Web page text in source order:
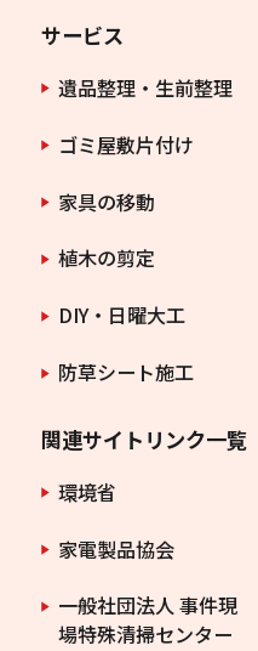
サービス
遺品整理・生前整理
ゴミ屋敷片付け
家具の移動
植木の剪定
DIY・日曜大工
防草シート施工
関連サイトリンク一覧
環境省
家電製品協会
一般社団法人 事件現
場特殊清掃センター